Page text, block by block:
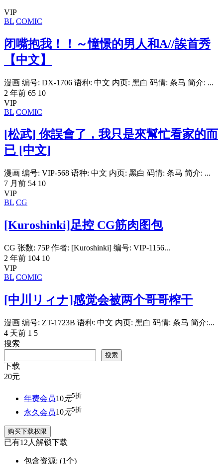
VIP
BL COMIC
闭嘴抱我！！～憧憬的男人和A//誒首秀
【中文】
漫画 编号: DX-1706 语种: 中文 内页: 黑白 码情: 条马 简介: ...
2 年前 65 10
VIP
BL COMIC
[松武] 你誤會了，我只是來幫忙看家的而
已 [中文]
漫画 编号: VIP-568 语种: 中文 内页: 黑白 码情: 条马 简介: ...
7 月前 54 10
VIP
BL CG
[Kuroshinki]足控 CG筋肉图包
CG 张数: 75P 作者: [Kuroshinki] 编号: VIP-1156...
2 年前 104 10
VIP
BL COMIC
[中川リィナ]感觉会被两个哥哥榨干
漫画 编号: ZT-1723B 语种: 中文 内页: 黑白 码情: 条马 简介:...
4 天前 1 5
搜索
搜索
下载
20元
年费会员10元5折
永久会员10元5折
购买下载权限
已有12人解锁下载
包含资源: (1个)